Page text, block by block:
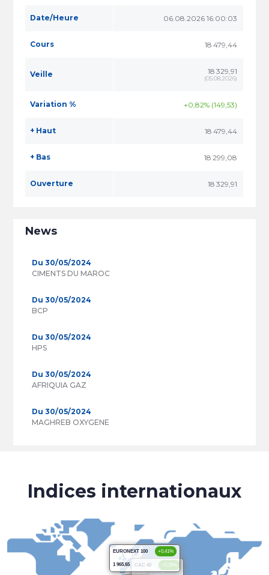
Date/Heure 06.08.2026 16:00:03
Cours 18 479,44
Veille 18 329,91
(05.08.2026)
Variation % +0,82% (149,53)
+ Haut 18 479,44
+ Bas 18 299,08
Ouverture 18 329,91
News
Du 30/05/2024
CIMENTS DU MAROC
Du 30/05/2024
BCP
Du 30/05/2024
HPS
Du 30/05/2024
AFRIQUIA GAZ
Du 30/05/2024
MAGHREB OXYGENE
Indices internationaux
CAC 40 +0,35%
EURONEXT 100 +0,41%
1 965,65